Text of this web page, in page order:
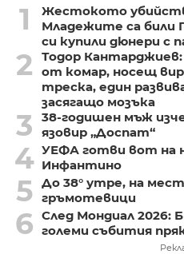
1
Жестокото
Младежите са били
си купили дюнери с
2
Тодор Кантарджиев:
от комар, носещ
треска, един
засягащо мозъка
3
38-годишен мъж
язовир „Доспат“
4 УЕФА готви вот на
Инфантино
5 До 38° утре, на
гръмотевици
6 След Мондиал 2026:
големи събития